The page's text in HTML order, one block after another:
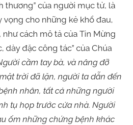
thương” của người mục tử, là
vọng cho những kẻ khổ đau,
cách mô tả của Tin Mừng
dày đặc công tác” của Chúa
cầm tay bà, và nâng đỡ
trời đã lặn, người ta dẫn đến
nhân, tất cả những người
tụ họp trước cửa nhà. Người
ốm những chứng bệnh khác